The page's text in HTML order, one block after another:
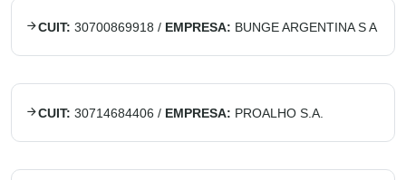
CUIT: 30700869918 / EMPRESA: BUNGE ARGENTINA S A
CUIT: 30714684406 / EMPRESA: PROALHO S.A.